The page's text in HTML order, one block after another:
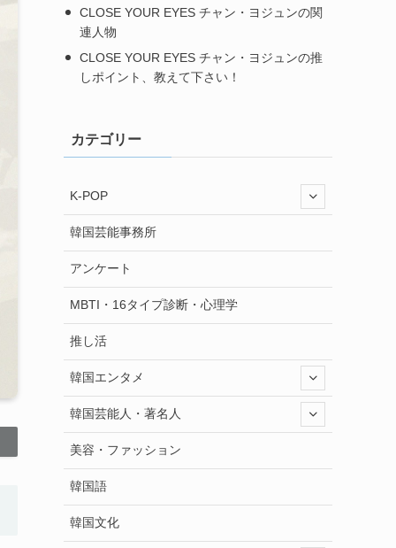
CLOSE YOUR EYES チャン・ヨジュンの関
連人物
CLOSE YOUR EYES チャン・ヨジュンの推
しポイント、教えて下さい！
カテゴリー
K-POP
韓国芸能事務所
アンケート
MBTI・16タイプ診断・心理学
推し活
韓国エンタメ
韓国芸能人・著名人
美容・ファッション
韓国語
韓国文化